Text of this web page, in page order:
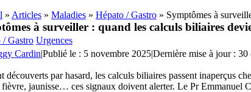
» Articles» Maladies» Hépato / Gastro» Symptômes à
à surveiller : quand les calculs biliaires
/ Gastro Urgences
Cardin|Publié le : 5 novembre 2025|Dernière mise à jour : 30
découverts par hasard, les calculs biliaires passent inaperçus
fièvre, jaunisse… ces signaux doivent alerter. Le Pr Emmanuel